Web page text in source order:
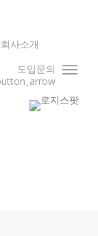
회사소개
도입문의 Menu